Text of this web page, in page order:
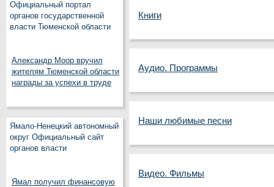
Официальный портал
органов государственной
власти Тюменской области
Александр Моор вручил
жителям Тюменской области
награды за успехи в труде
Ямало-Ненецкий автономный
округ Официальный сайт
органов власти
Ямал получил финансовую
Книги
Аудио. Программы
Наши любимые песни
Видео. Фильмы